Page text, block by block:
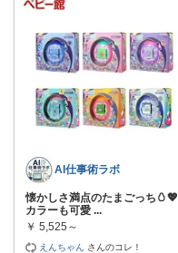
AI仕事術ラボ
懐かしさ満点のたまごっち🥚💖
カラーも可愛 ...
￥ 5,525～
えんちゃん さんのコレ！